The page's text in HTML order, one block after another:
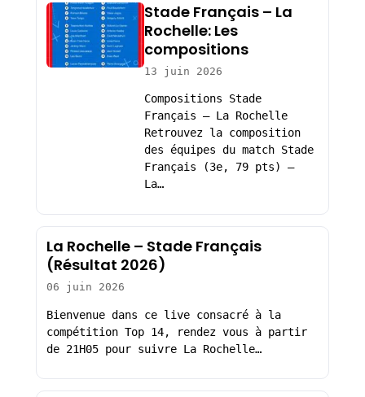
Stade Français – La
Rochelle: Les
compositions
13 juin 2026
Compositions Stade
Français – La Rochelle
Retrouvez la composition
des équipes du match Stade
Français (3e, 79 pts) –
La…
La Rochelle – Stade Français
(Résultat 2026)
06 juin 2026
Bienvenue dans ce live consacré à la
compétition Top 14, rendez vous à partir
de 21H05 pour suivre La Rochelle…